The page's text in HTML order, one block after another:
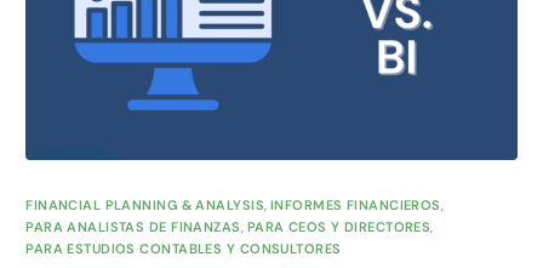
FINANCIAL PLANNING & ANALYSIS, INFORMES FINANCIEROS,
PARA ANALISTAS DE FINANZAS, PARA CEOS Y DIRECTORES,
PARA ESTUDIOS CONTABLES Y CONSULTORES